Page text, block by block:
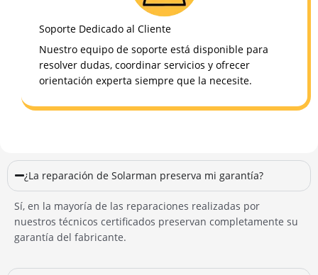
Soporte Dedicado al Cliente
Nuestro equipo de soporte está disponible para
resolver dudas, coordinar servicios y ofrecer
orientación experta siempre que la necesite.
¿La reparación de Solarman preserva mi garantía?
Sí, en la mayoría de las reparaciones realizadas por
nuestros técnicos certificados preservan completamente su
garantía del fabricante.